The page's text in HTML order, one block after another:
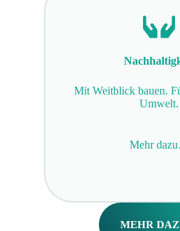
Mit Weitblick bauen.
Umwelt.
Mehr
MEHR